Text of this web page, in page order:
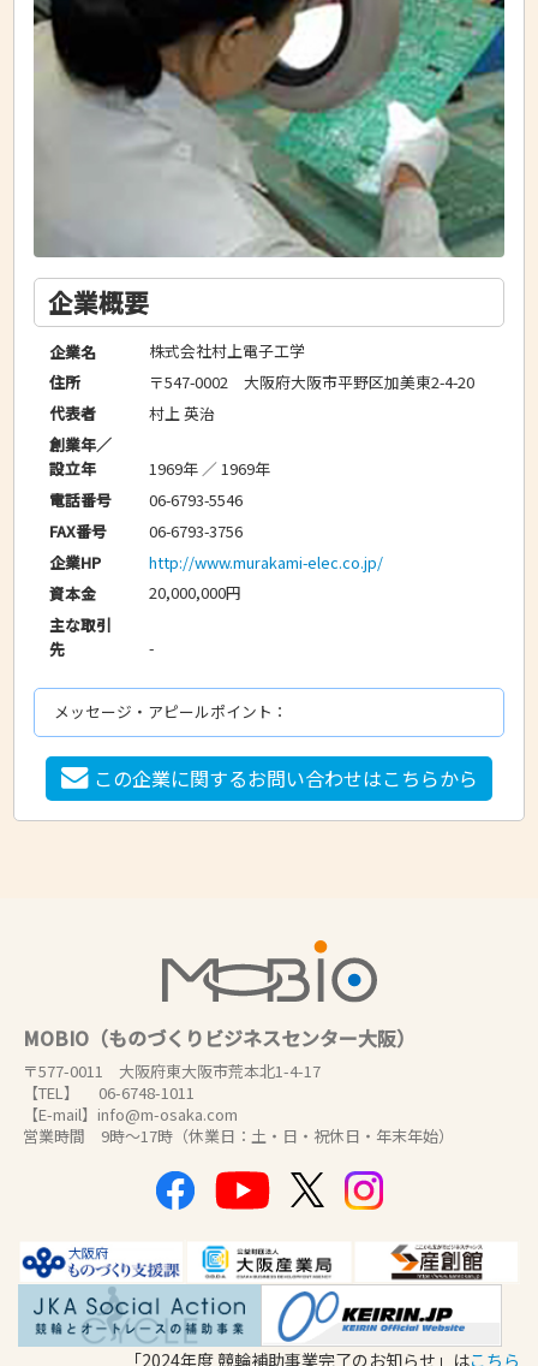
企業概要
企業名
株式会社村上電子工学
住所
〒547-0002 大阪府大阪市平野区加美東2-4-20
代表者
村上 英治
創業年／
設立年
1969年 ／ 1969年
電話番号
06-6793-5546
FAX番号
06-6793-3756
企業HP
http://www.murakami-elec.co.jp/
資本金
20,000,000円
主な取引
先
-
メッセージ・アピールポイント：
この企業に関するお問い合わせはこちらから
MOBIO（ものづくりビジネスセンター大阪）
〒577-0011 大阪府東大阪市荒本北1-4-17
【TEL】 06-6748-1011
【E-mail】info@m-osaka.com
営業時間 9時～17時（休業日：土・日・祝休日・年末年始）
「2024年度 競輪補助事業完了のお知らせ」はこちら